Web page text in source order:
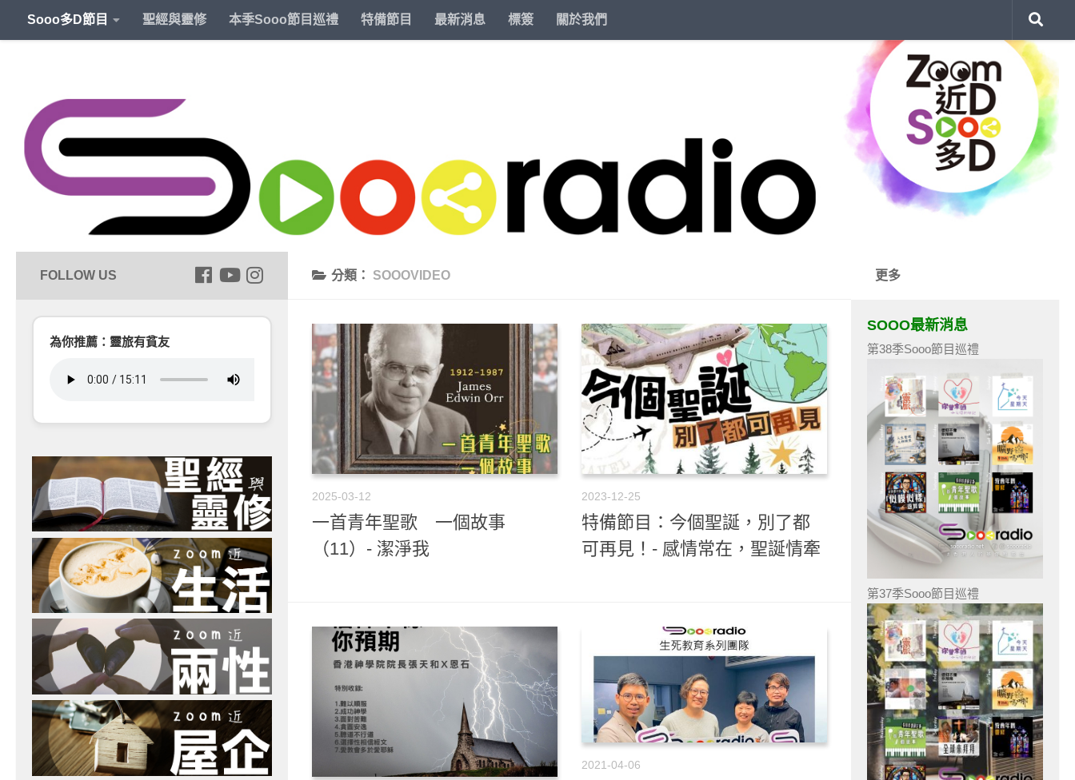
Sooo多D節目 聖經與靈修 本季Sooo節目巡禮 特備節目 最新消息 標簽 關於我們
分類： SOOOVIDEO
2025-03-12
一首青年聖歌 一個故事
（11）- 潔淨我
2023-12-25
特備節目：今個聖誕，別了都
可再見！- 感情常在，聖誕情牽
2021-04-06
為你推薦：靈旅有貧友
更多
SOOO最新消息
第38季Sooo節目巡禮
第37季Sooo節目巡禮